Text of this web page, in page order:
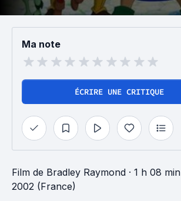
Ma note
ÉCRIRE UNE CRITIQUE
Film de Bradley Raymond · 1 h 08 min
2002 (France)